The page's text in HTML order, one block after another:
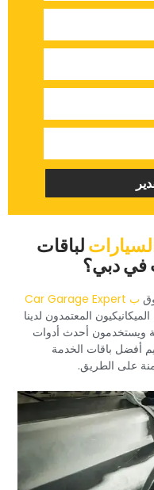
‏لباقات
في دبي؟‏
‏ب Car Garage Expert
المعتمدون لدينا
ويستخدمون أحدث أدوات
أفضل باقات الخدمة
على الطريق.‏